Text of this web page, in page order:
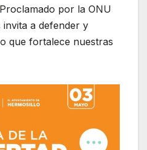
Proclamado por la ONU
invita a defender y
que fortalece nuestras